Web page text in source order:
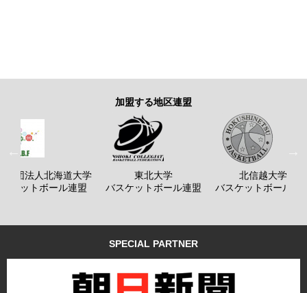
加盟する地区連盟
社団法人北海道大学
ケットボール連盟
東北大学
バスケットボール連盟
北信越大学
バスケットボール連
SPECIAL PARTNER